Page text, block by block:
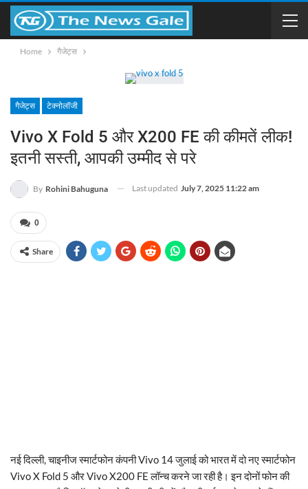
Home गैजेट्स
गैजेट्स टेक्नोलॉजी
Vivo X Fold 5 और X200 FE की कीमतें लीक!
इतनी सस्ती, आपकी उम्मीद से परे
By Rohini Bahuguna Last updated July 7, 2025 11:22 am
0
Share
नई दिल्ली, चाइनीज स्मार्टफोन कंपनी Vivo 14 जुलाई को भारत में दो नए स्मार्टफोन
Vivo X Fold 5 और Vivo X200 FE लॉन्च करने जा रही है। इन दोनों फोन की